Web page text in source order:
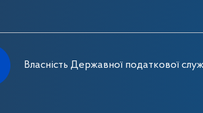
Власність Державної податкової